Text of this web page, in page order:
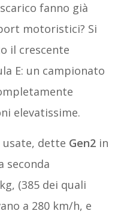
fanno già
motoristici? Si
il crescente
E: un campionato
elevatissime.
usate, dette Gen2in
seconda
(385 dei quali
a 280 km/h, e